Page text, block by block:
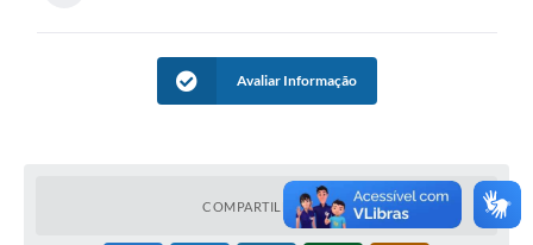
Avaliar Informação
COMPARTILHAR